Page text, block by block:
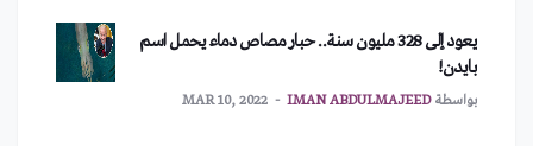
يعود إلى 328 مليون سنة.. حبار مصاص دماء يحمل اسم
بايدن!
بواسطةIMAN ABDULMAJEED
MAR 10, 2022